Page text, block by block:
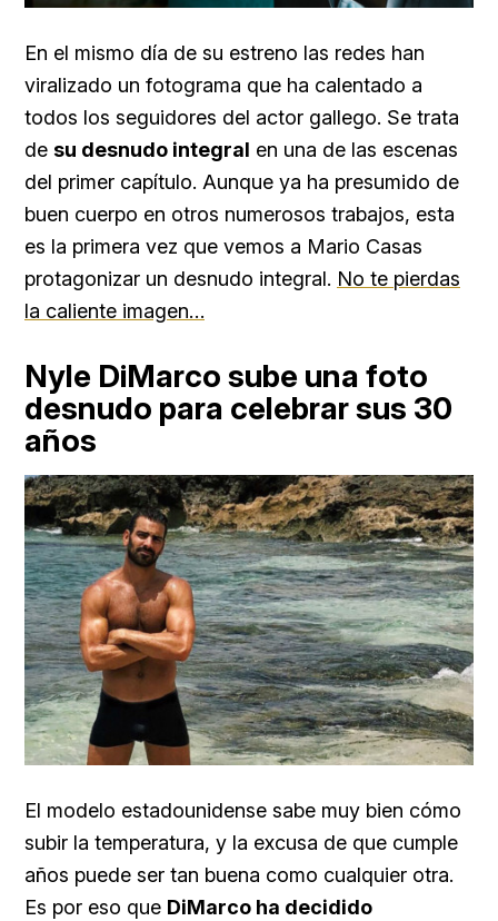
En el mismo día de su estreno las redes han
viralizado un fotograma que ha calentado a
todos los seguidores del actor gallego. Se trata
de su desnudo integral en una de las escenas
del primer capítulo. Aunque ya ha presumido de
buen cuerpo en otros numerosos trabajos, esta
es la primera vez que vemos a Mario Casas
protagonizar un desnudo integral. No te pierdas
la caliente imagen…
Nyle DiMarco sube una foto
desnudo para celebrar sus 30
años
El modelo estadounidense sabe muy bien cómo
subir la temperatura, y la excusa de que cumple
años puede ser tan buena como cualquier otra.
Es por eso que DiMarco ha decidido